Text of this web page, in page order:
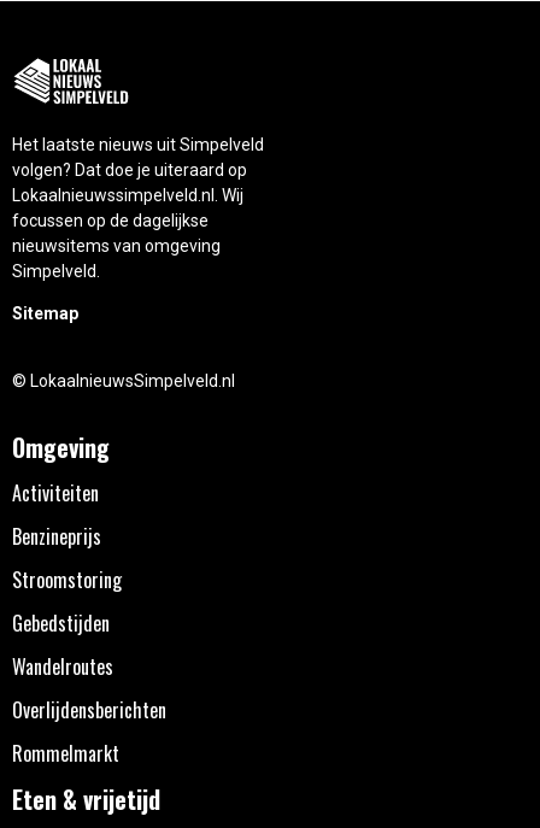
Het laatste nieuws uit Simpelveld
volgen? Dat doe je uiteraard op
Lokaalnieuwssimpelveld.nl. Wij
focussen op de dagelijkse
nieuwsitems van omgeving
Simpelveld.
Sitemap
© LokaalnieuwsSimpelveld.nl
Omgeving
Activiteiten
Benzineprijs
Stroomstoring
Gebedstijden
Wandelroutes
Overlijdensberichten
Rommelmarkt
Eten & vrijetijd